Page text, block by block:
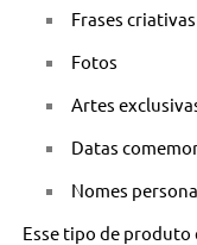
Frases criativas
Fotos
Artes
Datas
Nomes
Esse tipo de produto